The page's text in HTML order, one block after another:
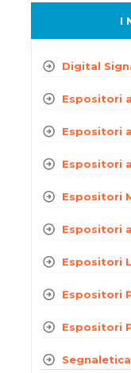
I
Digital
Espositori
Espositori
Espositori
Espositori
Espositori
Espositori
Espositori
Espositori